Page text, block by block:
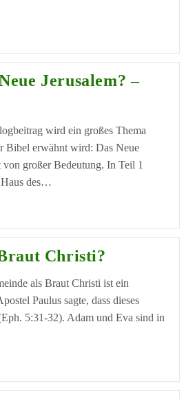
Jerusalem? –
wird ein großes Thema
Bibel erwähnt wird: Das Neue
von großer Bedeutung. In Teil 1
Haus des…
Christi?
als Braut Christi ist ein
Paulus sagte, dass dieses
5:31-32). Adam und Eva sind in